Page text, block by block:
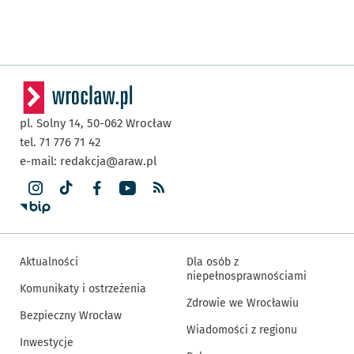
pl. Solny 14, 50-062 Wrocław
tel. 71 776 71 42
e-mail: redakcja@araw.pl
Aktualności
Komunikaty i ostrzeżenia
Bezpieczny Wrocław
Inwestycje
Dla osób z
niepełnosprawnościami
Zdrowie we Wrocławiu
Wiadomości z regionu